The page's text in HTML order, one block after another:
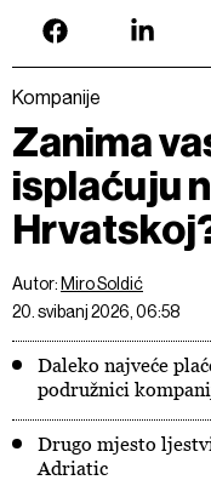
Kompanije
Zanima
isplaćuju
Autor: Miro Soldić
20. svibanj 2026, 06:58
Daleko najveće
podružnici
Drugo mjesto
Adriatic